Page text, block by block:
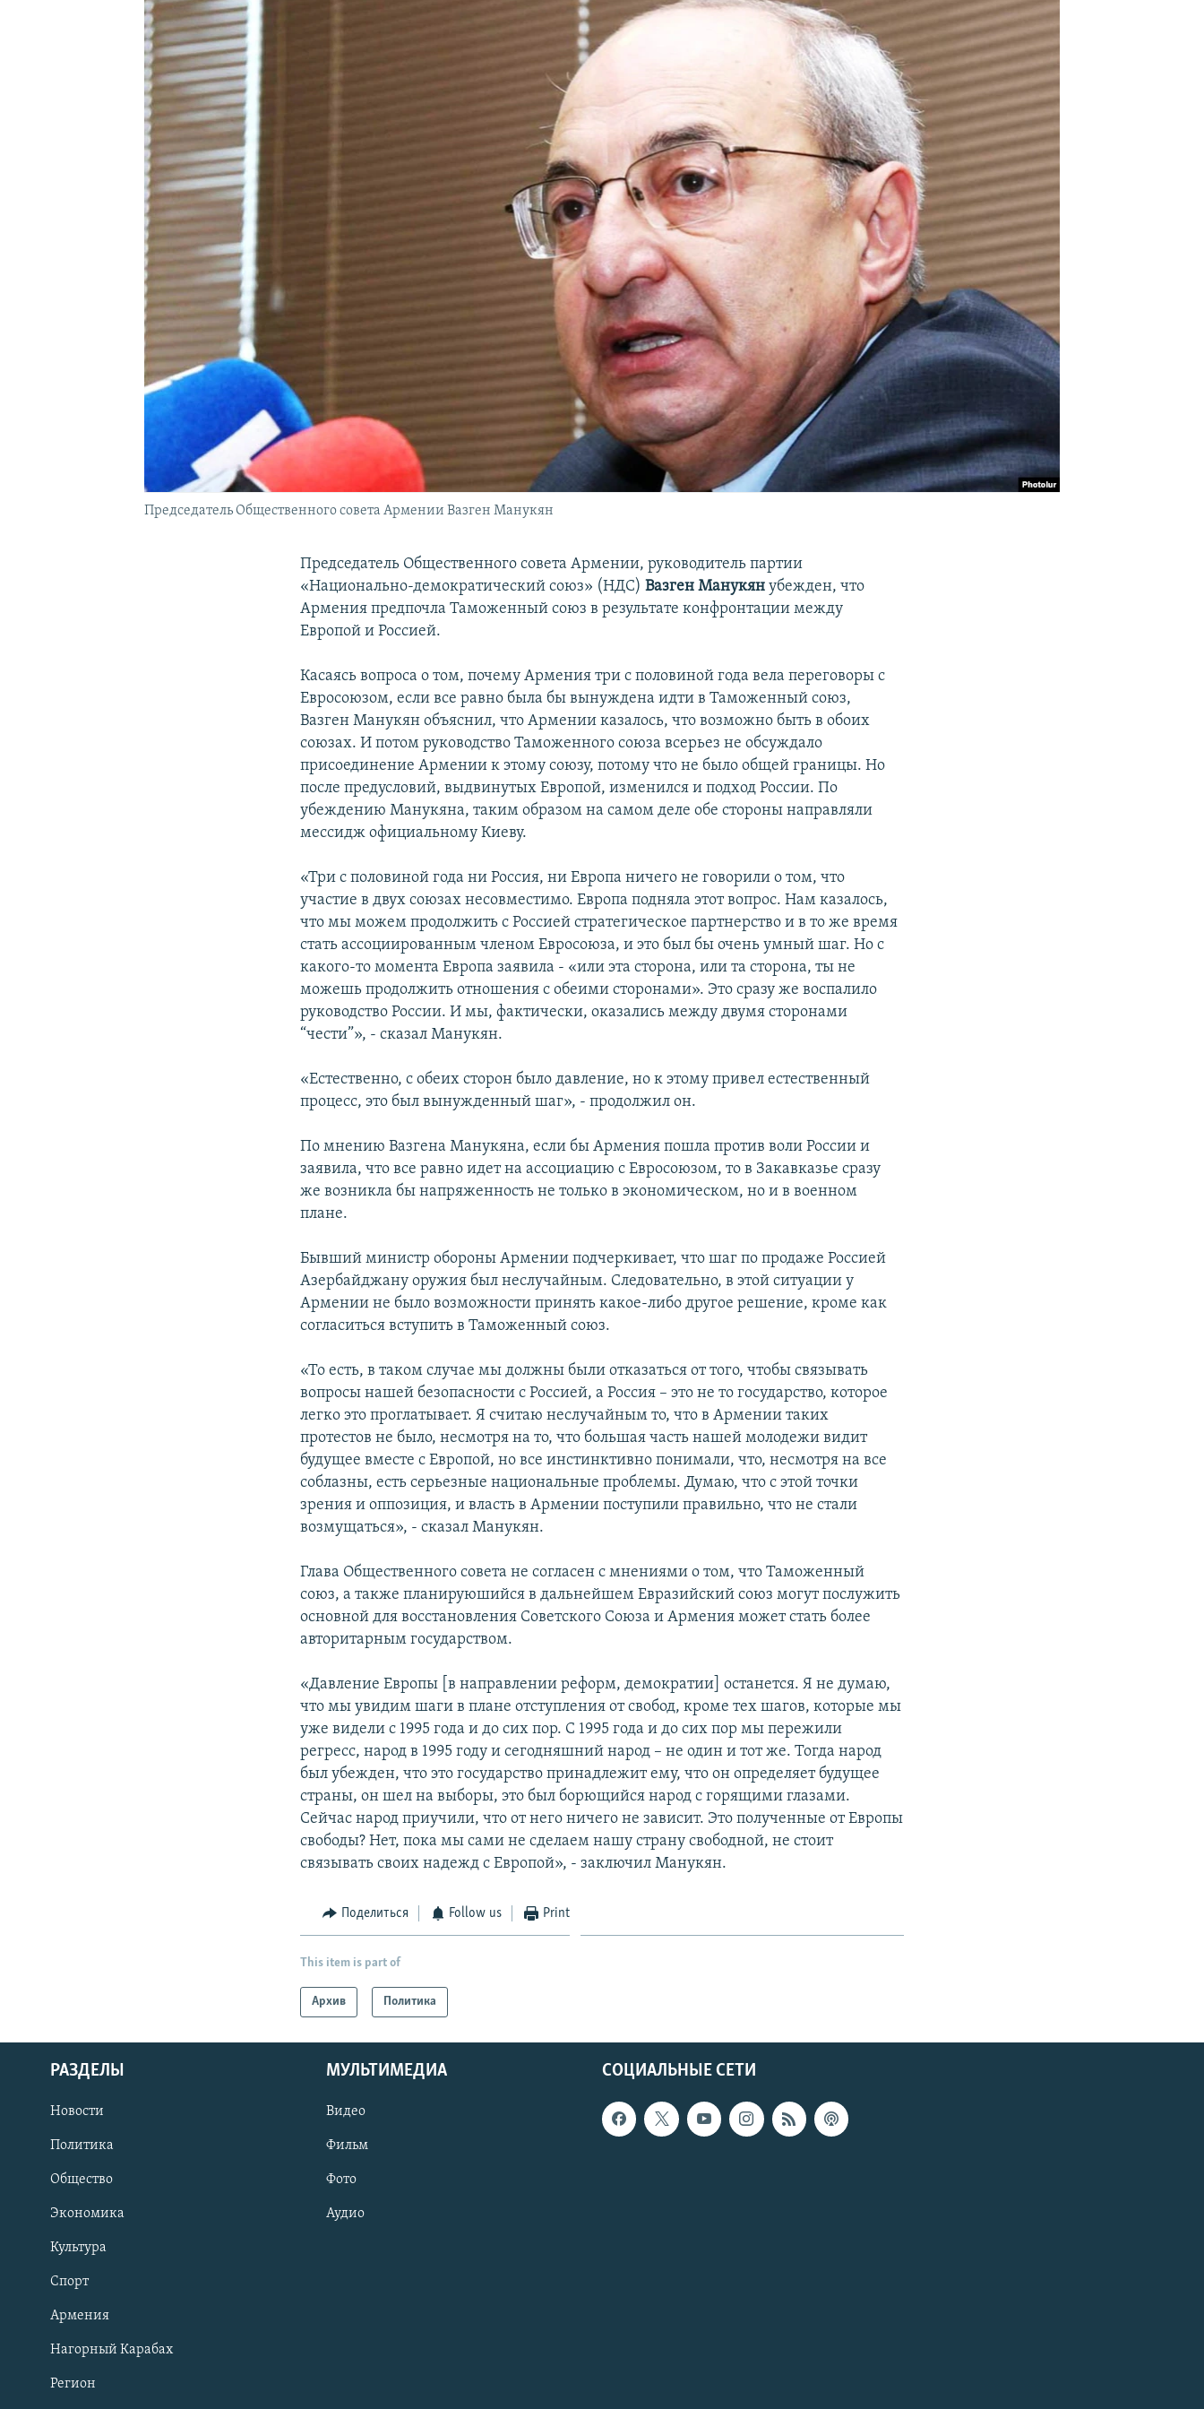
Председатель Общественного совета Армении Вазген Манукян
Председатель Общественного совета Армении, руководитель партии
«Национально-демократический союз» (НДС)Вазген Манукян убежден, что
Армения предпочла Таможенный союз в результате конфронтации между
Европой и Россией.
Касаясь вопроса о том, почему Армения три с половиной года вела переговоры с
Евросоюзом, если все равно была бы вынуждена идти в Таможенный союз,
Вазген Манукян объяснил, что Армении казалось, что возможно быть в обоих
союзах. И потом руководство Таможенного союза всерьез не обсуждало
присоединение Армении к этому союзу, потому что не было общей границы. Но
после предусловий, выдвинутых Европой, изменился и подход России. По
убеждению Манукяна, таким образом на самом деле обе стороны направляли
мессидж официальному Киеву.
«Три с половиной года ни Россия, ни Европа ничего не говорили о том, что
участие в двух союзах несовместимо. Европа подняла этот вопрос. Нам казалось,
что мы можем продолжить с Россией стратегическое партнерство и в то же время
стать ассоциированным членом Евросоюза, и это был бы очень умный шаг. Но с
какого-то момента Европа заявила - «или эта сторона, или та сторона, ты не
можешь продолжить отношения с обеими сторонами». Это сразу же воспалило
руководство России. И мы, фактически, оказались между двумя сторонами
“чести”», - сказал Манукян.
«Естественно, с обеих сторон было давление, но к этому привел естественный
процесс, это был вынужденный шаг», - продолжил он.
По мнению Вазгена Манукяна, если бы Армения пошла против воли России и
заявила, что все равно идет на ассоциацию с Евросоюзом, то в Закавказье сразу
же возникла бы напряженность не только в экономическом, но и в военном
плане.
Бывший министр обороны Армении подчеркивает, что шаг по продаже Россией
Азербайджану оружия был неслучайным. Следовательно, в этой ситуации у
Армении не было возможности принять какое-либо другое решение, кроме как
согласиться вступить в Таможенный союз.
«То есть, в таком случае мы должны были отказаться от того, чтобы связывать
вопросы нашей безопасности с Россией, а Россия – это не то государство, которое
легко это проглатывает. Я считаю неслучайным то, что в Армении таких
протестов не было, несмотря на то, что большая часть нашей молодежи видит
будущее вместе с Европой, но все инстинктивно понимали, что, несмотря на все
соблазны, есть серьезные национальные проблемы. Думаю, что с этой точки
зрения и оппозиция, и власть в Армении поступили правильно, что не стали
возмущаться», - сказал Манукян.
Глава Общественного совета не согласен с мнениями о том, что Таможенный
союз, а также планируюшийся в дальнейшем Евразийский союз могут послужить
основной для восстановления Советского Союза и Армения может стать более
авторитарным государством.
«Давление Европы [в направлении реформ, демократии] останется. Я не думаю,
что мы увидим шаги в плане отступления от свобод, кроме тех шагов, которые мы
уже видели с 1995 года и до сих пор. С 1995 года и до сих пор мы пережили
регресс, народ в 1995 году и сегодняшний народ – не один и тот же. Тогда народ
был убежден, что это государство принадлежит ему, что он определяет будущее
страны, он шел на выборы, это был борющийся народ с горящими глазами.
Сейчас народ приучили, что от него ничего не зависит. Это полученные от Европы
свободы? Нет, пока мы сами не сделаем нашу страну свободной, не стоит
связывать своих надежд с Европой», - заключил Манукян.
Поделиться Follow us Print
This item is part of
Архив Политика
СОЦИАЛЬНЫЕ СЕТИ
РАЗДЕЛЫ
Новости
Политика
Общество
Экономика
Культура
Спорт
Армения
Нагорный Карабах
Регион
МУЛЬТИМЕДИА
Видео
Фильм
Фото
Аудио